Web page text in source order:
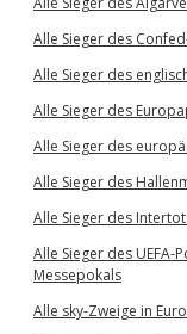
Alle Sieger des
Alle Sieger des
Alle Sieger des
Alle Sieger des
Alle Sieger des
Alle Sieger des
Alle Sieger des UEFA-
Messepokals
Alle sky-Zweige in